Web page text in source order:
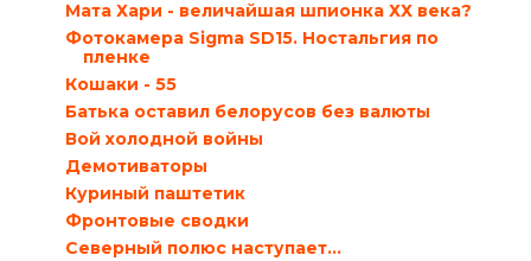
Мата Хари - величайшая шпионка ХХ века?
Фотокамера Sigma SD15. Ностальгия по
пленке
Кошаки - 55
Батька оставил белорусов без валюты
Вой холодной войны
Демотиваторы
Куриный паштетик
Фронтовые сводки
Северный полюс наступает…